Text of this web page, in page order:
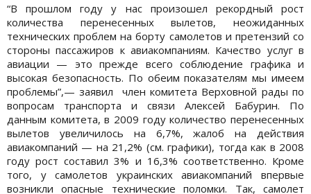
“В прошлом году у нас произошел рекордный рост
количества перенесенных вылетов, неожиданных
технических проблем на борту самолетов и претензий со
стороны пассажиров к авиакомпаниям. Качество услуг в
авиации — это прежде всего соблюдение графика и
высокая безопасность. По обеим показателям мы имеем
проблемы”,— заявил член комитета Верховной рады по
вопросам транспорта и связи Алексей Бабурин. По
данным комитета, в 2009 году количество перенесенных
вылетов увеличилось на 6,7%, жалоб на действия
авиакомпаний — на 21,2% (см. графики), тогда как в 2008
году рост составил 3% и 16,3% соответственно. Кроме
того, у самолетов украинских авиакомпаний впервые
возникли опасные технические поломки. Так, самолет